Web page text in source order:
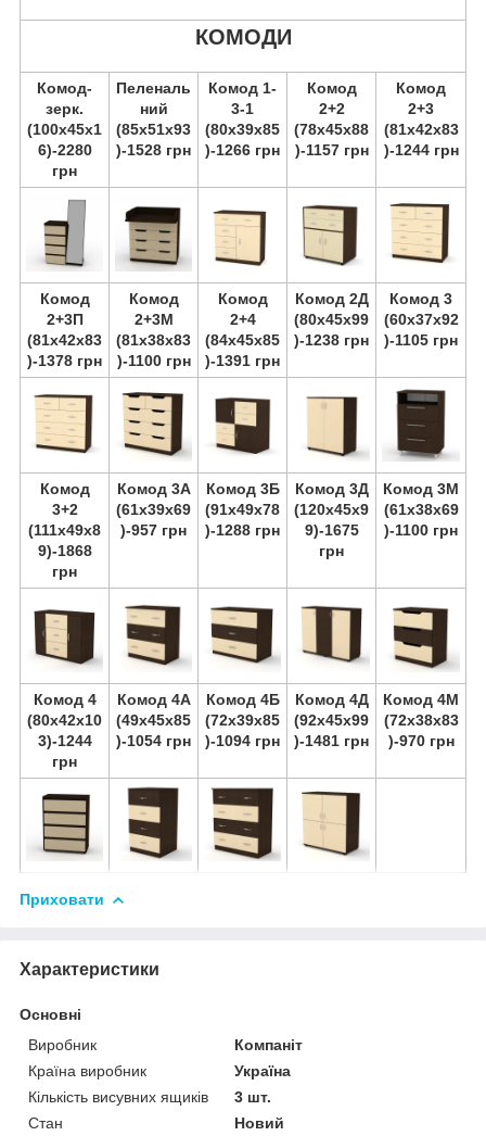
КОМОДИ
Комод-
зерк.
(100х45х1
6)-2280
грн
Пеленаль
ний
(85х51х93
)-1528 грн
Комод 1-
3-1
(80х39х85
)-1266 грн
Комод
2+2
(78х45х88
)-1157 грн
Комод
2+3
(81х42х83
)-1244 грн
Комод
2+3П
(81х42х83
)-1378 грн
Комод
2+3М
(81х38х83
)-1100 грн
Комод
2+4
(84х45х85
)-1391 грн
Комод 2Д
(80х45х99
)-1238 грн
Комод 3
(60х37х92
)-1105 грн
Комод
3+2
(111х49х8
9)-1868
грн
Комод 3А
(61х39х69
)-957 грн
Комод 3Б
(91х49х78
)-1288 грн
Комод 3Д
(120х45х9
9)-1675
грн
Комод 3М
(61х38х69
)-1100 грн
Комод 4
(80х42х10
3)-1244
грн
Комод 4А
(49х45х85
)-1054 грн
Комод 4Б
(72х39х85
)-1094 грн
Комод 4Д
(92х45х99
)-1481 грн
Комод 4М
(72х38х83
)-970 грн
Приховати
Характеристики
Основні
Виробник
Компаніт
Країна виробник
Україна
Кількість висувних ящиків
3 шт.
Стан
Новий